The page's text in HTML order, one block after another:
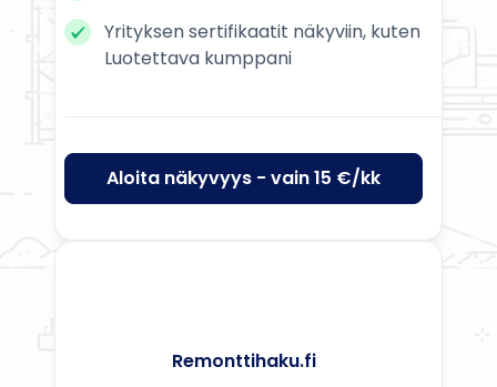
Yrityksen sertifikaatit näkyviin, kuten
Luotettava kumppani
Aloita näkyvyys - vain 15 €/kk
Remonttihaku.fi